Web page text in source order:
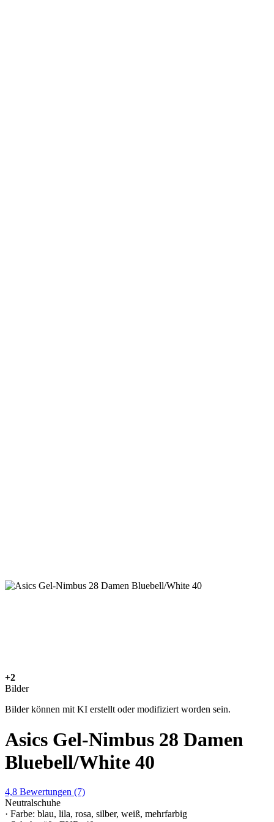
+2
Bilder
Bilder können mit KI erstellt oder modifiziert worden sein.
Asics Gel-Nimbus 28 Damen
Bluebell/White 40
4,8 Bewertungen (7)
Neutralschuhe
· Farbe: blau, lila, rosa, silber, weiß, mehrfarbig